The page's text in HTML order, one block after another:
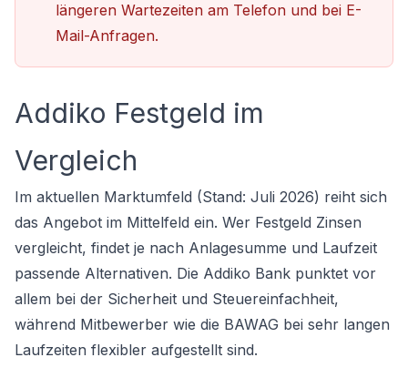
längeren Wartezeiten am Telefon und bei E-
Mail-Anfragen.
Addiko Festgeld im
Vergleich
Im aktuellen Marktumfeld (Stand: Juli 2026) reiht sich
das Angebot im Mittelfeld ein. Wer Festgeld Zinsen
vergleicht, findet je nach Anlagesumme und Laufzeit
passende Alternativen. Die Addiko Bank punktet vor
allem bei der Sicherheit und Steuereinfachheit,
während Mitbewerber wie die BAWAG bei sehr langen
Laufzeiten flexibler aufgestellt sind.